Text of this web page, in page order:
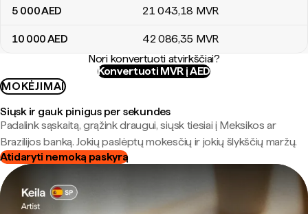
5 000AED 21 043,18 MVR
10 000AED 42 086,35 MVR
Nori konvertuoti atvirkščiai?
Konvertuoti MVR į AED
MOKĖJIMAI
Siųsk ir gauk pinigus per sekundes
Padalink sąskaitą, grąžink draugui, siųsk tiesiai į Meksikos ar
Brazilijos banką. Jokių paslėptų mokesčių ir jokių šlykščių maržų.
Atidaryti nemoką paskyrą